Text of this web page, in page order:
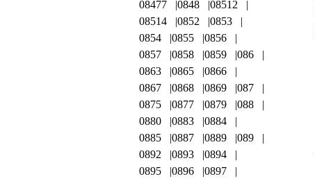
08477
0848
08512
08514
0852
0853
0854
0855
0856
0857
0858 0859
086
0863
0865
0866
0867
0868 0869
087
0875
0877 0879
088
0880
0883
0884
0885
0887 0889
089
0892
0893
0894
0895
0896
0897